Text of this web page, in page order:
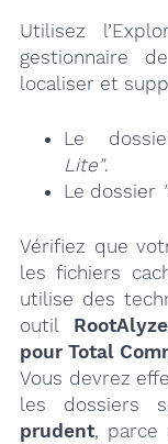
Utilisez
gestionnaire
localiser et
Le
Lite".
Le dossier
Vérifiez que
les fichiers
utilise des
outil
pour Total
Vous devrez
les dossiers
prudent, parce